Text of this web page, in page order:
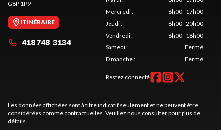
G8P 1P9
ITINÉRAIRE
418 748-3134
Mercredi:
8h00 - 17h00
Jeudi:
8h00 - 20h00
Vendredi:
8h00 - 18h00
Samedi:
Fermé
Dimanche: Fermé
Restez connecté
Les données affichées sont à titre indicatif seulement et ne peuvent être
considérées comme contractuelles. Veuillez nous consulter pour plus de
détails.